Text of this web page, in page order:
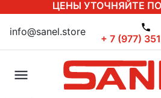
ЦЕНЫ УТОЧНЯЙТЕ
info@sanel.store
+ 7 (977)